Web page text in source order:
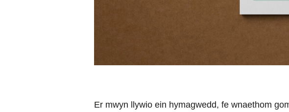
Er mwyn llywio ein hymagwedd, fe wnaethom